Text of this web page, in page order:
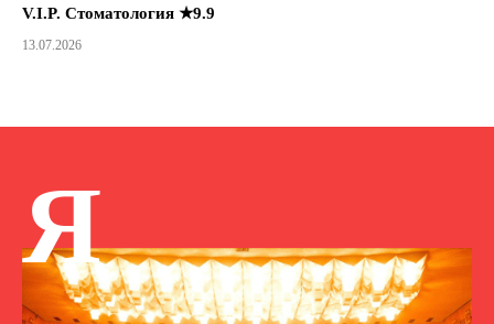
V.I.P. Стоматология ★9.9
13.07.2026
Я